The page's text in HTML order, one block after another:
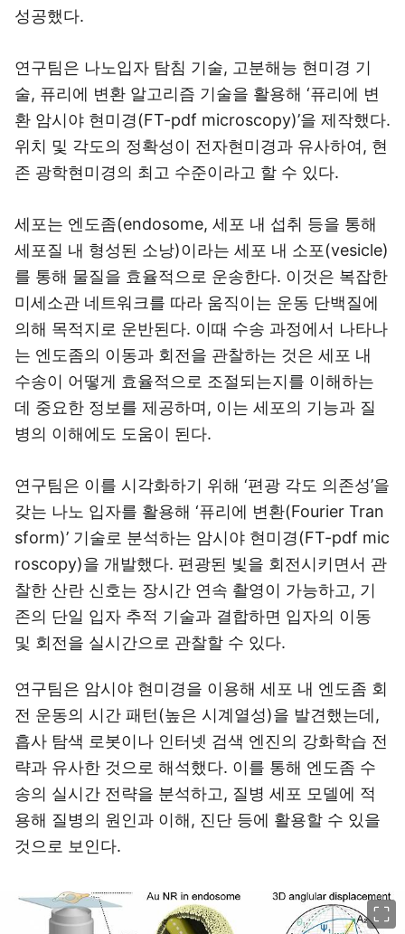
성공했다.
연구팀은 나노입자 탐침 기술, 고분해능 현미경 기
술, 퓨리에 변환 알고리즘 기술을 활용해 ‘퓨리에 변
환 암시야 현미경(FT-pdf microscopy)’을 제작했다.
위치 및 각도의 정확성이 전자현미경과 유사하여, 현
존 광학현미경의 최고 수준이라고 할 수 있다.
세포는 엔도좀(endosome, 세포 내 섭취 등을 통해
세포질 내 형성된 소낭)이라는 세포 내 소포(vesicle)
를 통해 물질을 효율적으로 운송한다. 이것은 복잡한
미세소관 네트워크를 따라 움직이는 운동 단백질에
의해 목적지로 운반된다. 이때 수송 과정에서 나타나
는 엔도좀의 이동과 회전을 관찰하는 것은 세포 내
수송이 어떻게 효율적으로 조절되는지를 이해하는
데 중요한 정보를 제공하며, 이는 세포의 기능과 질
병의 이해에도 도움이 된다.
연구팀은 이를 시각화하기 위해 ‘편광 각도 의존성’을
갖는 나노 입자를 활용해 ‘퓨리에 변환(Fourier Tran
sform)’ 기술로 분석하는 암시야 현미경(FT-pdf mic
roscopy)을 개발했다. 편광된 빛을 회전시키면서 관
찰한 산란 신호는 장시간 연속 촬영이 가능하고, 기
존의 단일 입자 추적 기술과 결합하면 입자의 이동
및 회전을 실시간으로 관찰할 수 있다.
연구팀은 암시야 현미경을 이용해 세포 내 엔도좀 회
전 운동의 시간 패턴(높은 시계열성)을 발견했는데,
흡사 탐색 로봇이나 인터넷 검색 엔진의 강화학습 전
략과 유사한 것으로 해석했다. 이를 통해 엔도좀 수
송의 실시간 전략을 분석하고, 질병 세포 모델에 적
용해 질병의 원인과 이해, 진단 등에 활용할 수 있을
것으로 보인다.